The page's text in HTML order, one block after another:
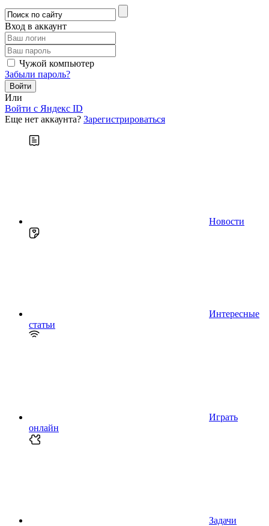
Вход в аккаунт
Чужой компьютер
Забыли пароль?
Или
Войти c Яндекс ID
Еще нет аккаунта? Зарегистрироваться
Новости
Интересные
статьи
Играть
онлайн
Задачи